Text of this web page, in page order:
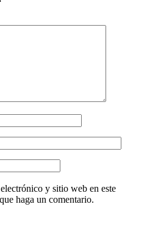
y sitio web en este
haga un comentario.